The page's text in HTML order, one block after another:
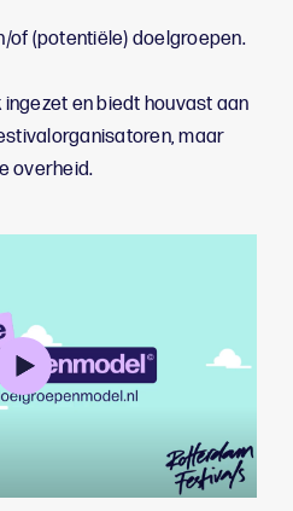
of (potentiële) doelgroepen.
en biedt houvast aan
maar
overheid.